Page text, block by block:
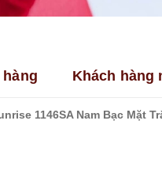
Khách hàng
1146SA Nam Bạc Mặt